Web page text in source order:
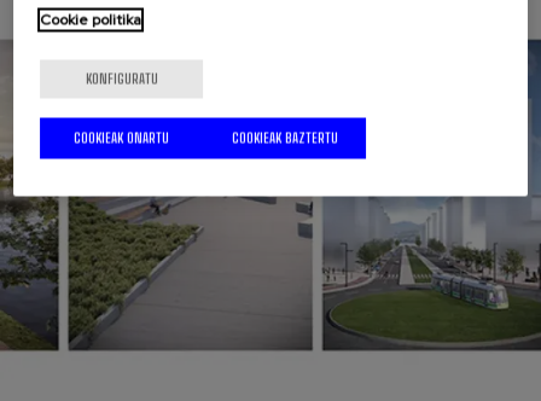
Cookie politika
KONFIGURATU
COOKIEAK BAZTERTU
COOKIEAK ONARTU